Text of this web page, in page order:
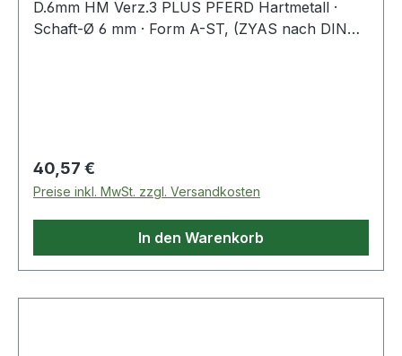
D.6mm HM Verz.3 PLUS PFERD Hartmetall ·
Schaft-Ø 6 mm · Form A-ST, (ZYAS nach DIN
Regulärer Preis:
40,57 €
Preise inkl. MwSt. zzgl. Versandkosten
In den Warenkorb